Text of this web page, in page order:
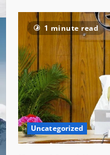
1 minute read
Uncategorized